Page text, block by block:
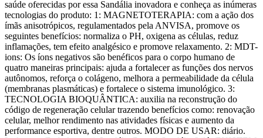
saúde oferecidas por essa Sandália inovadora e conheça as inúmeras
tecnologias do produto: 1: MAGNETOTERAPIA: com a ação dos
ímãs anisotrópicos, regulamentados pela ANVISA, promove os
seguintes benefícios: normaliza o PH, oxigena as células, reduz
inflamações, tem efeito analgésico e promove relaxamento. 2: MDT-
ions: Os íons negativos são benéficos para o corpo humano de
quatro maneiras principais: ajuda a fortalecer as funções dos nervos
autônomos, reforça o colágeno, melhora a permeabilidade da célula
(membranas plasmáticas) e fortalece o sistema imunológico. 3:
TECNOLOGIA BIOQUÂNTICA: auxilia na reconstrução do
código de regeneração celular trazendo benefícios como: renovação
celular, melhor rendimento nas atividades físicas e aumento da
performance esportiva, dentre outros. MODO DE USAR: diário.